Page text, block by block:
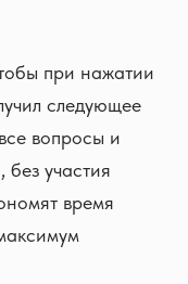
при нажатии
следующее
вопросы и
без участия
время